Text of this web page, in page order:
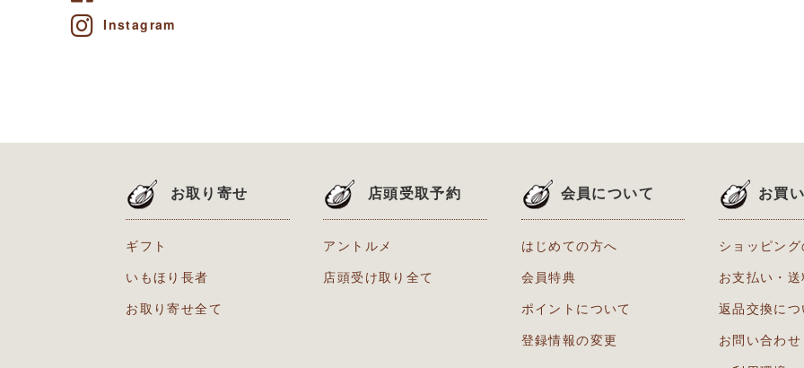
Instagram
お取り寄せ
ギフト
いもほり長者
お取り寄せ全て
店頭受取予約
アントルメ
店頭受け取り全て
会員について
はじめての方へ
会員特典
ポイントについて
登録情報の変更
お買
ショッピン
お支払い・
返品交換に
お問い合わせ